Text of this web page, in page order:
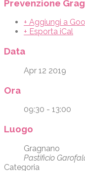
Prevenzione
+ Aggiungi a
+ Esporta iCal
Data
Apr 12 2019
Ora
09:30 - 13:00
Luogo
Gragnano
Pastificio
Categoria